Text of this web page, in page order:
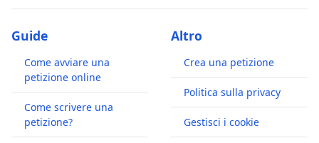
Guide
Come avviare una
petizione online
Come scrivere una
petizione?
Altro
Crea una petizione
Politica sulla privacy
Gestisci i cookie